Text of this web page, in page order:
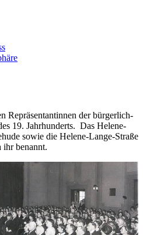
Repräsentantinnen der bürgerlich-
19. Jahrhunderts. Das Helene-
sowie die Helene-Lange-Straße
benannt.